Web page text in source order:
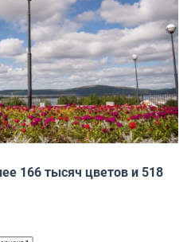
166 тысяч цветов и 518